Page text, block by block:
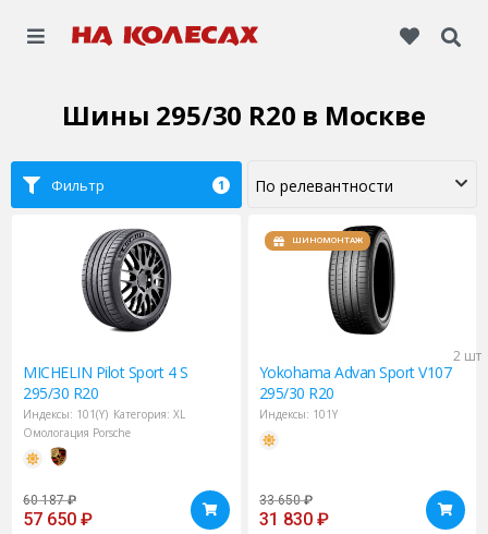
Шины 295/30 R20 в Москве
Фильтр 1
MICHELIN Pilot Sport 4 S
295/30 R20
Индексы: 101(Y) Категория: XL
Омологация Porsche
60 187 ₽
57 650 ₽
ШИНОМОНТАЖ
2 шт
Yokohama Advan Sport V107
295/30 R20
Индексы: 101Y
33 650 ₽
31 830 ₽